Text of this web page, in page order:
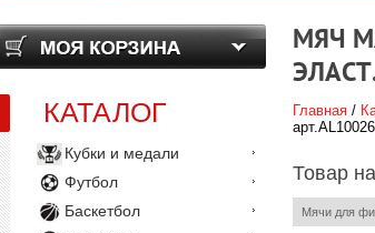
МЯЧ
Главная/
Товар
Мячи для
КАТАЛОГ
Кубки и медали
Футбол
Баскетбол